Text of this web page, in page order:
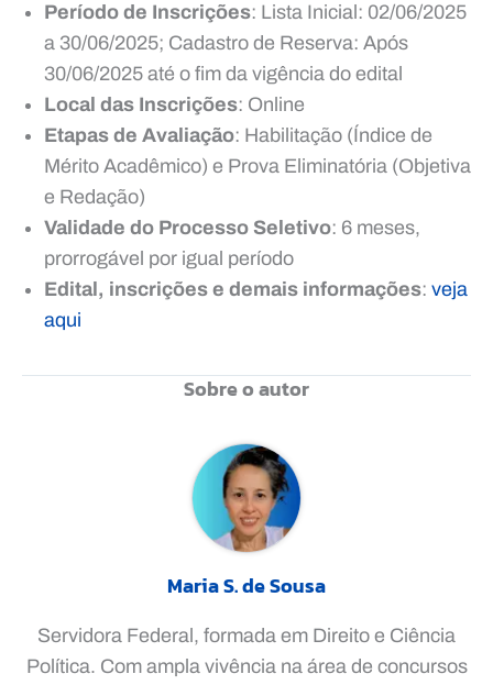
Período de Inscrições: Lista Inicial: 02/06/2025
a 30/06/2025; Cadastro de Reserva: Após
30/06/2025 até o fim da vigência do edital
Local das Inscrições: Online
Etapas de Avaliação: Habilitação (Índice de
Mérito Acadêmico) e Prova Eliminatória (Objetiva
e Redação)
Validade do Processo Seletivo: 6 meses,
prorrogável por igual período
Edital, inscrições e demais informações: veja
aqui
Sobre o autor
Maria S. de Sousa
Servidora Federal, formada em Direito e Ciência
Política. Com ampla vivência na área de concursos